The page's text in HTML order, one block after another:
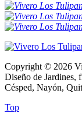
Copyright © 2026
Diseño de Jardines,
Césped, Nayón,
Top